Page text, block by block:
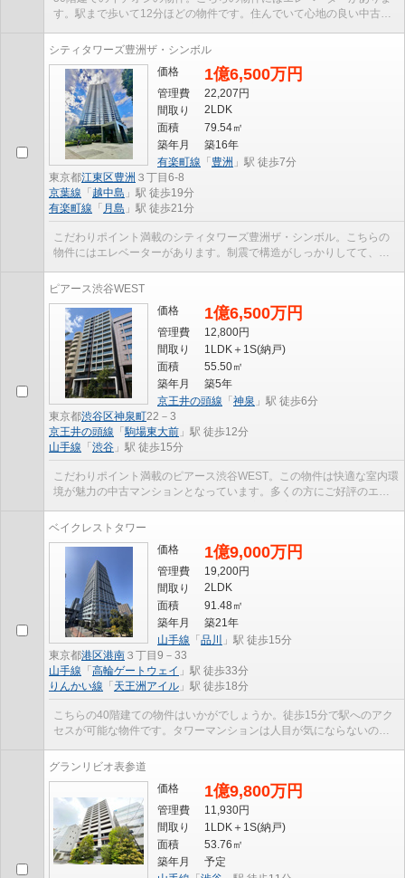
す。駅まで歩いて12分ほどの物件です。住んでいて心地の良い中古マ
シティタワーズ豊洲ザ・シンボル
価格
1億6,500万円
管理費
22,207円
間取り
2LDK
面積
79.54㎡
築年月
築16年
東京都江東区豊洲 ３丁目6-8
有楽町線 「 豊洲 」駅 徒歩7分
京葉線 「 越中島 」駅 徒歩19分
有楽町線 「 月島 」駅 徒歩21分
こだわりポイント満載のシティタワーズ豊洲ザ・シンボル。こちらの
物件にはエレベーターがあります。制震で構造がしっかりしてて、建
ピアース渋谷WEST
価格
1億6,500万円
管理費
12,800円
間取り
1LDK＋1S(納戸)
面積
55.50㎡
築年月
築5年
東京都渋谷区神泉町22－3
京王井の頭線 「 神泉 」駅 徒歩6分
京王井の頭線 「駒場東大前 」駅 徒歩12分
山手線 「 渋谷 」駅 徒歩15分
こだわりポイント満載のピアース渋谷WEST。この物件は快適な室内環
境が魅力の中古マンションとなっています。多くの方にご好評のエレ
ベイクレストタワー
価格
1億9,000万円
管理費
19,200円
間取り
2LDK
面積
91.48㎡
築年月
築21年
東京都港区港南 ３丁目9－33
山手線 「 品川 」駅 徒歩15分
山手線 「 高輪ゲートウェイ 」駅 徒歩33分
りんかい線 「 天王洲アイル 」駅 徒歩18分
こちらの40階建ての物件はいかがでしょうか。徒歩15分で駅へのアク
セスが可能な物件です。タワーマンションは人目が気にならないので
グランリビオ表参道
価格
1億9,800万円
管理費
11,930円
間取り
1LDK＋1S(納戸)
面積
53.76㎡
築年月
予定